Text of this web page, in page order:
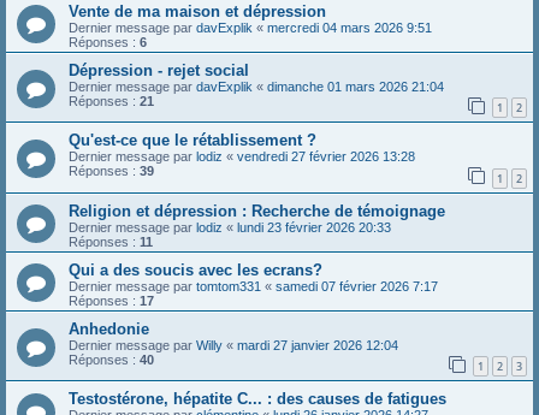
Vente de ma maison et dépression
Dernier message par davExplik « mercredi 04 mars 2026 9:51
Réponses : 6
Dépression - rejet social
Dernier message par davExplik « dimanche 01 mars 2026 21:04
Réponses : 21 1 2
Qu'est-ce que le rétablissement ?
Dernier message par lodiz « vendredi 27 février 2026 13:28
Réponses : 39 1 2
Religion et dépression : Recherche de témoignage
Dernier message par lodiz « lundi 23 février 2026 20:33
Réponses : 11
Qui a des soucis avec les ecrans?
Dernier message par tomtom331 « samedi 07 février 2026 7:17
Réponses : 17
Anhedonie
Dernier message par Willy « mardi 27 janvier 2026 12:04
Réponses : 40 1 2 3
Testostérone, hépatite C... : des causes de fatigues